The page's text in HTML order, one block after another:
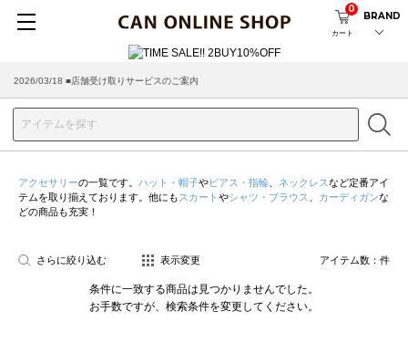
カート
0
BRAND
2026/03/18 ■店舗受け取りサービスのご案内
アクセサリーの一覧です。 ハット・帽子やピアス・指輪 ネックレスなど定番アイ
テムを取り揃えております。他にも スカート やシャツ・ブラウス カーディガンな
どの商品も充実！
さらに絞り込む 表示変更 アイテム数： 件
条件に一致する商品は見つかりませんでした。
お手数ですが、検索条件を変更してください。